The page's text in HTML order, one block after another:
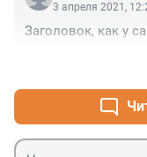
3 апреля 2021,
Заголовок, как у